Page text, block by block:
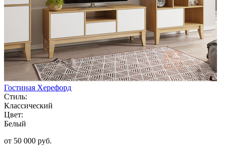
Гостиная Херефорд
Стиль:
Классический
Цвет:
Белый
от 50 000 руб.